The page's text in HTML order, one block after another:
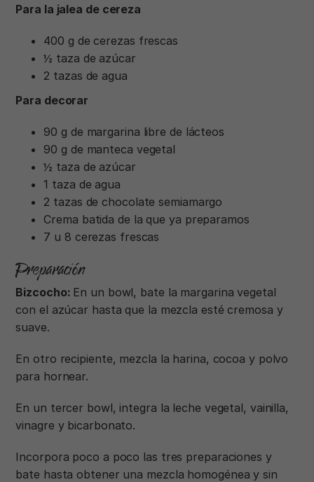
Para la jalea de cereza
400 g de cerezas frescas
½ taza de azúcar
2 tazas de agua
Para decorar
90 g de margarina libre de lácteos
90 g de manteca vegetal
½ taza de azúcar
1 taza de agua
2 tazas de chocolate semiamargo
Crema batida de la que ya preparamos
7 u 8 cerezas frescas
Preparación
Bizcocho: En un bowl, bate la margarina vegetal
con el azúcar hasta que la mezcla esté cremosa y
suave.
En otro recipiente, mezcla la harina, cocoa y polvo
para hornear.
En un tercer bowl, integra la leche vegetal, vainilla,
vinagre y bicarbonato.
Incorpora poco a poco las tres preparaciones y
bate hasta obtener una mezcla homogénea y sin